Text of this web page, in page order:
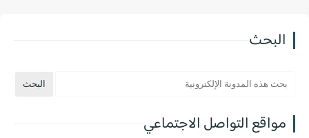
البحث
مواقع التواصل الاجتماعي